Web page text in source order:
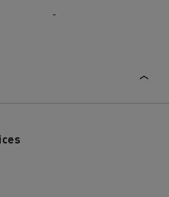
-